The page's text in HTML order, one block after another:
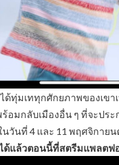
ด้ทุ่มเททุกศักยภาพของเข
อมกลับเมืองอื่น ๆ ที่จะปร
วันที่ 4 และ 11 พฤศจิกาย
ได้แล้วตอนนี้ที่สตรีมแพลต